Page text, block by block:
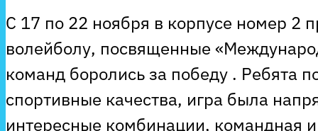
С 17 по 22 ноября в корпусе номер 2
волейболу, посвященные
команд боролись за победу . Ребята
спортивные качества, игра была
интересные комбинации, командная